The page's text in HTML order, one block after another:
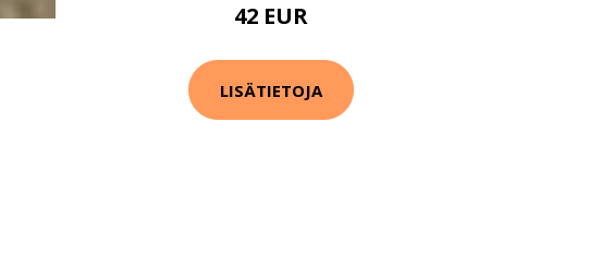
42 EUR
LISÄTIETOJA